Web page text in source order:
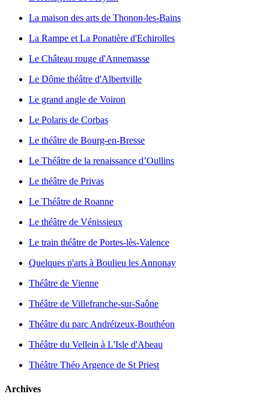
La maison des arts de Thonon-les-Bains
La Rampe et La Ponatière d'Echirolles
Le Château rouge d'Annemasse
Le Dôme théâtre d'Albertville
Le grand angle de Voiron
Le Polaris de Corbas
Le théâtre de Bourg-en-Bresse
Le Théâtre de la renaissance d’Oullins
Le théâtre de Privas
Le Théâtre de Roanne
Le théâtre de Vénissieux
Le train théâtre de Portes-lès-Valence
Quelques p'arts à Boulieu les Annonay
Théâtre de Vienne
Théâtre de Villefranche-sur-Saône
Théâtre du parc Andréizeux-Bouthéon
Théâtre du Vellein à L'Isle d'Abeau
Théâtre Théo Argence de St Priest
Archives